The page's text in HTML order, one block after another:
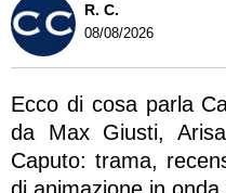
R. C.
08/08/2026
Ecco di cosa parla
da Max Giusti,
Caputo: trama,